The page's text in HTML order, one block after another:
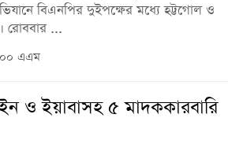
বিএনপির দুইপক্ষের মধ্যে হট্টগোল ও
রোববার ...
এএম
ও ইয়াবাসহ ৫ মাদককারবারি